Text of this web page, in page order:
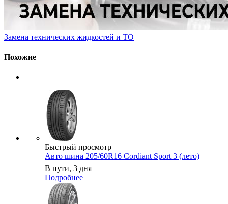
Замена технических жидкостей и ТО
Похожие
Быстрый просмотр
Авто шина 205/60R16 Cordiant Sport 3 (лето)
В пути, 3 дня
Подробнее